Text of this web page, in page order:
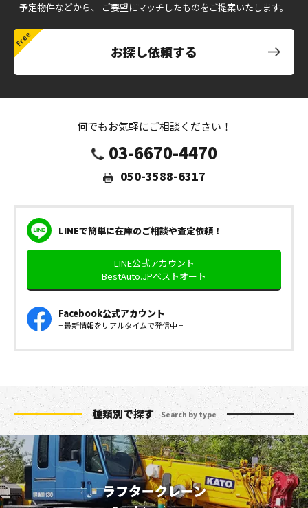
予定物件などから、 ご要望にマッチしたものをご提案いたします。
お探し依頼する
何でもお気軽にご相談ください！
03-6670-4470
050-3588-6317
LINEで簡単に在庫のご相談や査定依頼！
LINE公式アカウント
BestAuto.JPベストオート
Facebook公式アカウント
− 最新情報をリアルタイムで発信中 −
種類別で探す Search by type
ラフタークレーン